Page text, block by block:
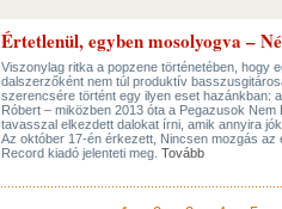
Értetlenül, egyben mosolyogva –
Viszonylag ritka a popzene történetében, hogy
dalszerzőként nem túl produktív
szerencsére történt egy ilyen eset hazánkban:
Róbert – miközben 2013 óta a Pegazusok
tavasszal elkezdett dalokat írni, amik annyira
Az október 17-én érkezett, Nincsen mozgás
Record kiadó jelenteti meg. Tovább